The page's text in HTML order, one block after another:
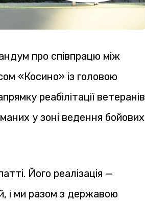
про співпрацю між
«Косино» із головою
реабілітації ветеранів
у зоні ведення бойових
Його реалізація —
і ми разом з державою